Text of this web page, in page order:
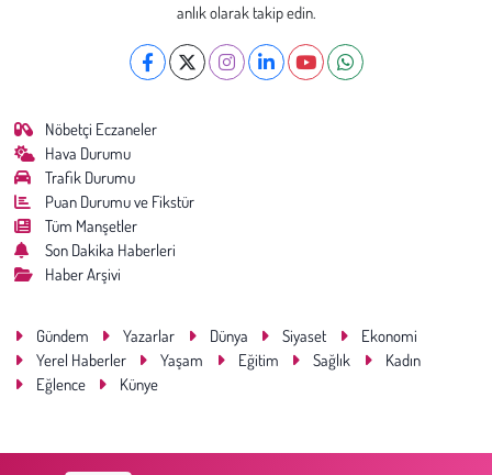
anlık olarak takip edin.
Nöbetçi Eczaneler
Hava Durumu
Trafik Durumu
Puan Durumu ve Fikstür
Tüm Manşetler
Son Dakika Haberleri
Haber Arşivi
Gündem Yazarlar Dünya Siyaset
Ekonomi
Yerel Haberler
Yaşam Eğitim Sağlık
Kadın
Eğlence
Künye